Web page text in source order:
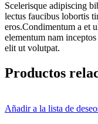
Scelerisque adipiscing
lectus faucibus lobortis
eros.Condimentum a et
elementum nam
elit ut volutpat.
Productos
Añadir a la lista de